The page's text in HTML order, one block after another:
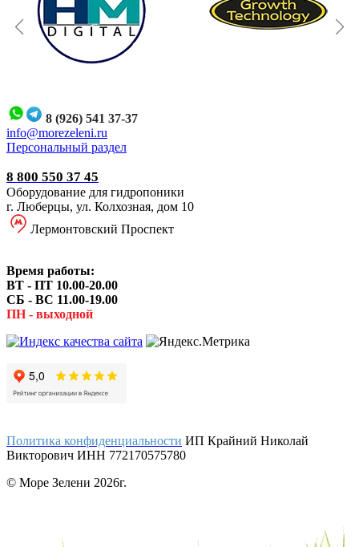
8 (926) 541 37-37
info@morezeleni.ru
Персональный раздел
8 800 550 37 45
Оборудование для гидропоники
г. Люберцы, ул. Колхозная, дом 10
Лермонтовский Проспект
Время работы:
ВТ - ПТ 10.00-20.00
СБ - ВС 11.00-19.00
ПН - выходной
Политика конфиденциальности ИП Крайний Николай
Викторович ИНН 772170575780
© Море Зелени 2026г.